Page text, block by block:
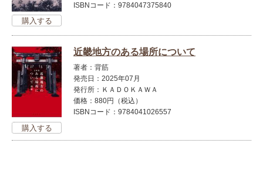
ISBNコード：9784047375840
近畿地方のある場所について
著者：背筋
発売日：2025年07月
発行所：ＫＡＤＯＫＡＷＡ
価格：880円（税込）
ISBNコード：9784041026557